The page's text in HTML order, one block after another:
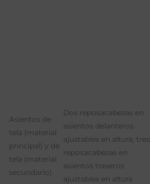
Asientos de
tela (material
principal) y de
tela (material
secundario)
Dos reposacabezas en
asientos delanteros
ajustables en altura, tres
reposacabezas en
asientos traseros
ajustables en altura